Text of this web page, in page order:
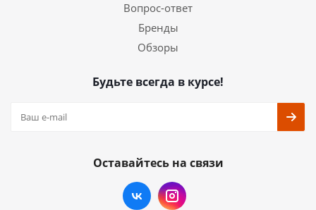
Вопрос-ответ
Бренды
Обзоры
Будьте всегда в курсе!
Оставайтесь на связи